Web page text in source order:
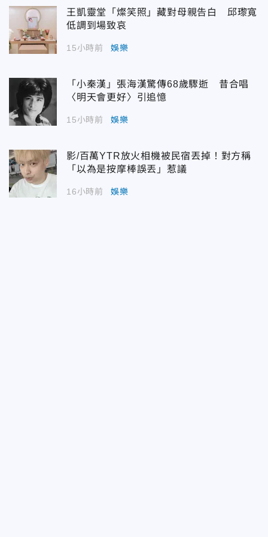
王凱靈堂「燦笑照」藏對母親告白 邱瓈寬
低調到場致哀
15小時前 娛樂
「小秦漢」張海漢驚傳68歲驟逝 昔合唱
〈明天會更好〉引追憶
15小時前 娛樂
影/百萬YTR放火相機被民宿丟掉！對方稱
「以為是按摩棒誤丟」惹議
16小時前 娛樂